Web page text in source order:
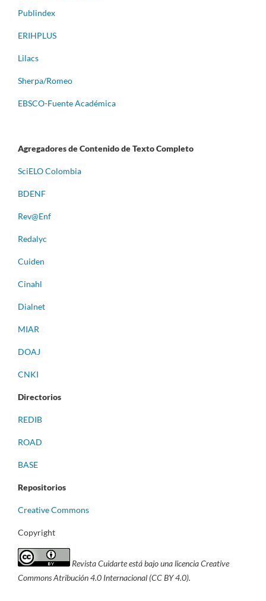
Publindex
ERIHPLUS
Lilacs
Sherpa/Romeo
EBSCO-Fuente Académica
Agregadores de Contenido de Texto Completo
SciELO Colombia
BDENF
Rev@Enf
Redalyc
Cuiden
Cinahl
Dialnet
MIAR
DOAJ
CNKI
Directorios
REDIB
ROAD
BASE
Repositorios
Creative Commons
Copyright
Revista Cuidarte está bajo una licencia Creative
Commons Atribución 4.0 Internacional (CC BY 4.0).